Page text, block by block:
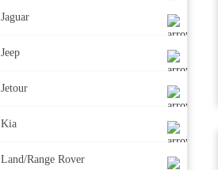
Jaguar
Jeep
Jetour
Kia
Land/Range Rover